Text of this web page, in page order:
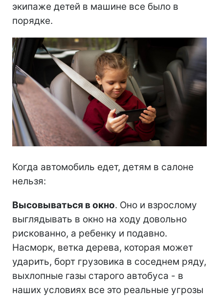
экипаже детей в машине все было в
порядке.
Когда автомобиль едет, детям в салоне
нельзя:
Высовываться в окно. Оно и взрослому
выглядывать в окно на ходу довольно
рискованно, а ребенку и подавно.
Насморк, ветка дерева, которая может
ударить, борт грузовика в соседнем ряду,
выхлопные газы старого автобуса - в
наших условиях все это реальные угрозы